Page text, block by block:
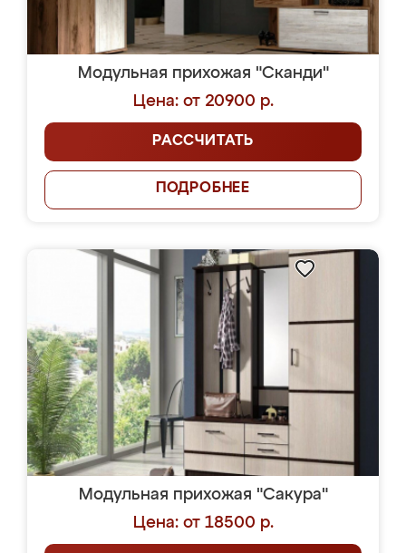
Модульная прихожая "Сканди"
Цена: от 20900 р.
РАССЧИТАТЬ
ПОДРОБНЕЕ
Модульная прихожая "Сакура"
Цена: от 18500 р.